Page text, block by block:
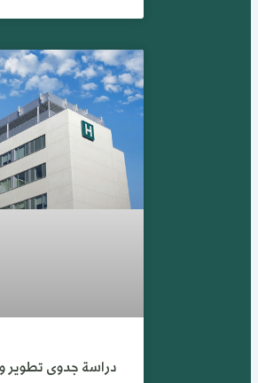
دراسة جدوى تطوير وجهة